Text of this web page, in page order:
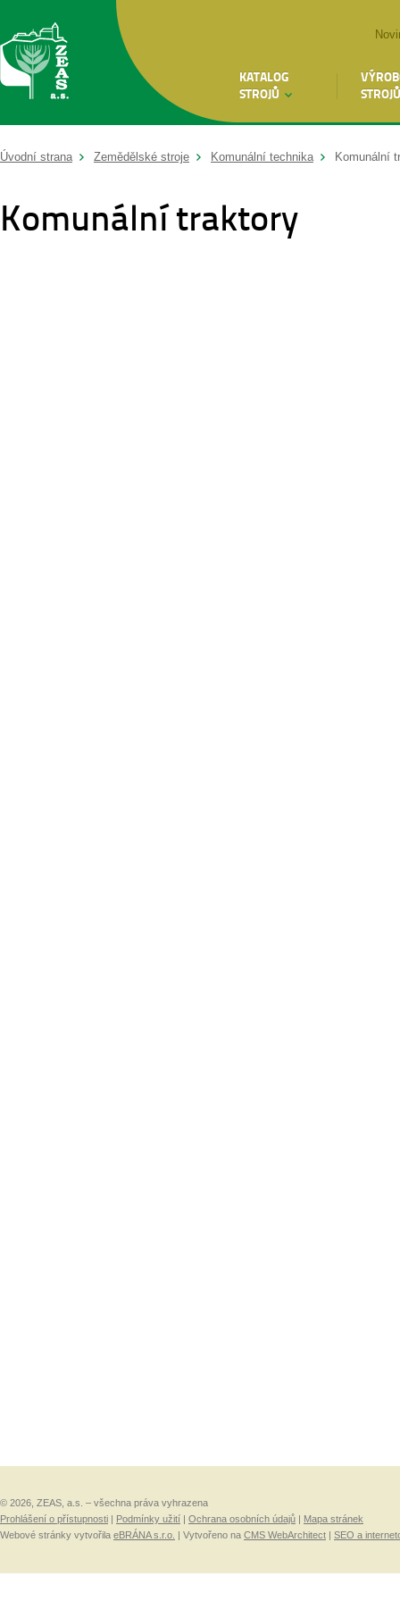
KATALOG
STROJŮ
STROJŮ
Úvodní strana Zemědělské stroje Komunální technika Komunální
Komunální traktory
© 2026, ZEAS, a.s. – všechna práva vyhrazena
Prohlášení o přístupnosti
Podmínky užití Ochrana osobních údajů
Mapa stránek
Webové stránky vytvořila eBRÁNA s.r.o. | Vytvořeno na CMS WebArchitect SEO a